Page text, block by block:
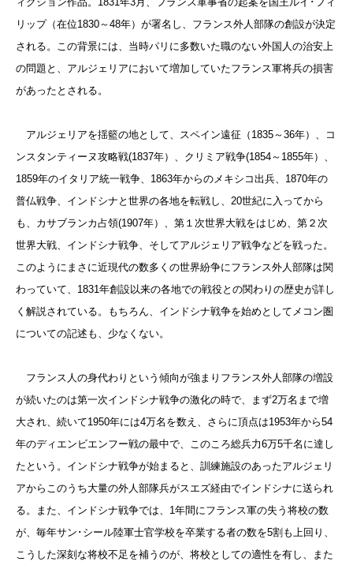
リップ（在位1830～48年）が署名し、フランス外人部隊の創設が決定
される。この背景には、当時パリに多数いた職のない外国人の治安上
の問題と、アルジェリアにおいて増加していたフランス軍将兵の損害
があったとされる。
アルジェリアを揺籃の地として、スペイン遠征（1835～36年）、コ
ンスタンティーヌ攻略戦(1837年）、クリミア戦争(1854～1855年）、
1859年のイタリア統一戦争、1863年からのメキシコ出兵、1870年の
普仏戦争、インドシナと世界の各地を転戦し、20世紀に入ってから
も、カサブランカ占領(1907年）、第１次世界大戦をはじめ、第２次
世界大戦、インドシナ戦争、そしてアルジェリア戦争などを戦った。
このようにまさに近現代の数多くの世界紛争にフランス外人部隊は関
わっていて、1831年創設以来の各地での戦役との関わりの歴史が詳し
く解説されている。もちろん、インドシナ戦争を始めとしてメコン圏
についての記述も、少なくない。
フランス人の身代わりという傾向が強まりフランス外人部隊の増設
が続いたのは第一次インドシナ戦争の激化の時で、まず2万名まで増
大され、続いて1950年には4万名を数え、さらに頂点は1953年から54
年のディエンビエンフー戦の最中で、このころ総兵力6万5千名に達し
たという。インドシナ戦争が始まると、訓練施設のあったアルジェリ
アからこのうち大量の外人部隊兵がスエズ経由でインドシナに送られ
る。また、インドシナ戦争では、1年間にフランス軍の失う将校の数
が、毎年サン･シール陸軍士官学校を卒業する者の数を5割も上回り、
こうした深刻な将校不足を補うのが、将校としての適性を有し、また